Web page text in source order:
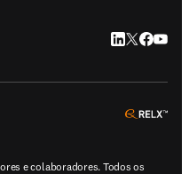
LinkedIn abre
Twitter
e colaboradores. Todos os